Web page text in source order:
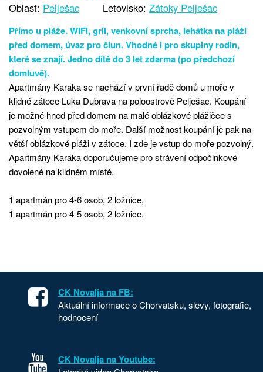
Oblast: Pelješac Letovisko: Zátoky Pelješac
Přímo u pláže. WIFI, gril, venkovní sprcha, lehátka na pláži
před domem, úvaz pro člun. Vhodné i pro skupiny rodin,
které se znají. Jedno dítě do 3 let zdarma (po předchozí
domluvě).
Apartmány Karaka se nachází v první řadě domů u moře v
klidné zátoce Luka Dubrava na poloostrově Pelješac. Koupání
je možné hned před domem na malé oblázkové plážičce s
pozvolným vstupem do moře. Další možnost koupání je pak na
větší oblázkové pláži v zátoce. I zde je vstup do moře pozvolný.
Apartmány Karaka doporučujeme pro strávení odpočinkové
dovolené na klidném místě.
1 apartmán pro 4-6 osob, 2 ložnice,
1 apartmán pro 4-5 osob, 2 ložnice.
CK Novalja na FB:
Aktuální informace o Chorvatsku, slevy, fotografie,
hodnocení
CK Novalja na Youtube: